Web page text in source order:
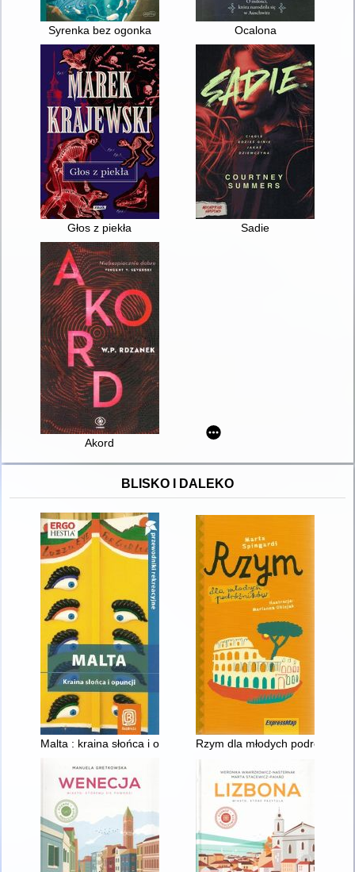
Syrenka bez ogonka Ocalona
Głos z piekła Sadie
Akord
BLISKO I DALEKO
Malta : kraina słońca i opuncji Rzym dla młodych podróżników